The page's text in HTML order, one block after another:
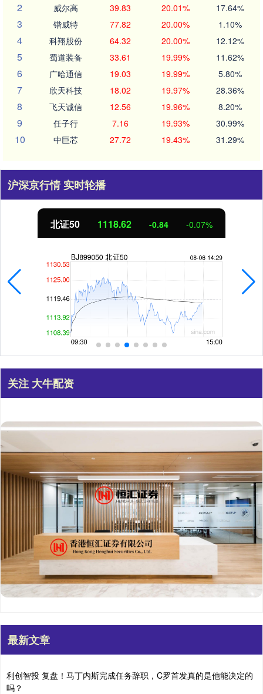
2 威尔高 39.83 20.01% 17.64%
3 锴威特 77.82 20.00% 1.10%
4 科翔股份 64.32 20.00% 12.12%
5 蜀道装备 33.61 19.99% 11.62%
6 广哈通信 19.03 19.99% 5.80%
7 欣天科技 18.02 19.97% 28.36%
8 飞天诚信 12.56 19.96% 8.20%
9 任子行 7.16 19.93% 30.99%
10 中巨芯 27.72 19.43% 31.29%
沪深京行情 实时轮播
北证50 1118.81 -0.65 -0.06%
关注 大牛配资
最新文章
利创智投 复盘！马丁内斯完成任务辞职，C罗首发真的是他能决定的
吗？